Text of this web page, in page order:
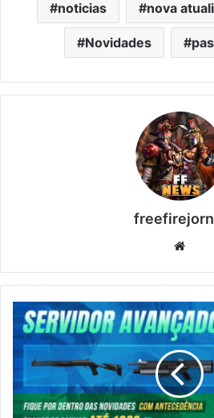
noticias nova
Novidades
NOVIDADES
DO
SERVIDOR
AVANÇADO
DE
NOVEMBRO
(OB37)